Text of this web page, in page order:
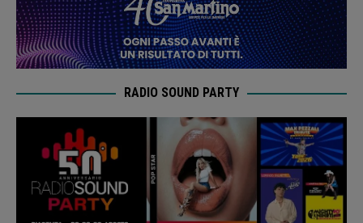
RADIO SOUND PARTY